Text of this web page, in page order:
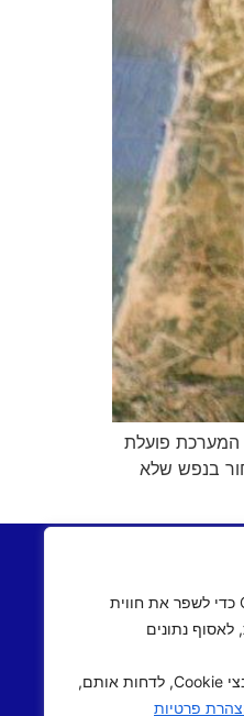
באתר זה אנו משתמשים בקובצי Cookie כדי לשפר את חווית
נתונים
באפשרותך לאשר את השימוש בכל הקובצי Cookie, לדחות אותם,
פרטיות
המערכת פועלת
בנפש שלא
קשר
פרטיות